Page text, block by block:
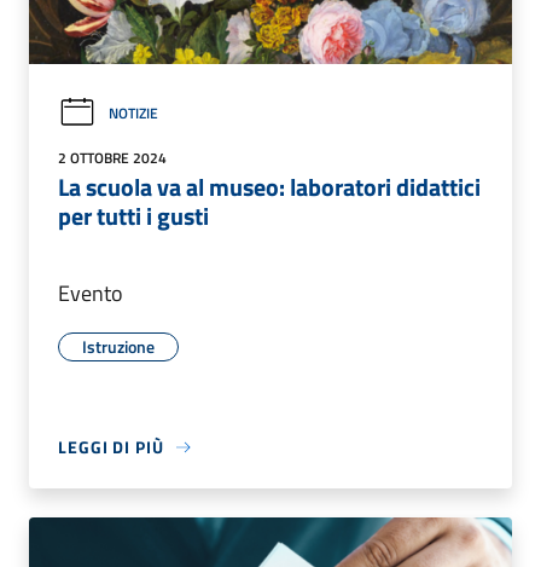
NOTIZIE
2 OTTOBRE 2024
La scuola va al museo: laboratori didattici
per tutti i gusti
Evento
Istruzione
LEGGI DI PIÙ